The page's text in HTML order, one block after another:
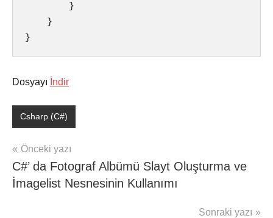
        }
    }
}
Dosyayı İndir
C#
'
da
Csharp (C#)
Yazı
gezinmesi
Önceki yazı
C#’ da Fotograf Albümü Slayt Oluşturma ve
İmagelist Nesnesinin Kullanımı
Sonraki yazı